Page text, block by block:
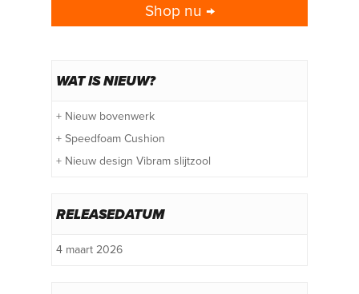
Shop nu →
WAT IS NIEUW?
+ Nieuw bovenwerk
+ Speedfoam Cushion
+ Nieuw design Vibram slijtzool
RELEASEDATUM
4 maart 2026